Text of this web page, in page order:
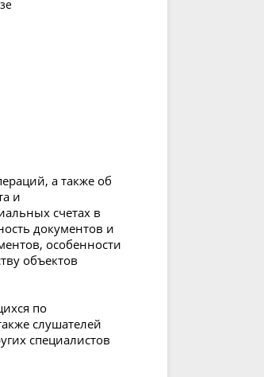
а также об
и
счетах в
документов и
особенности
объектов
по
слушателей
специалистов